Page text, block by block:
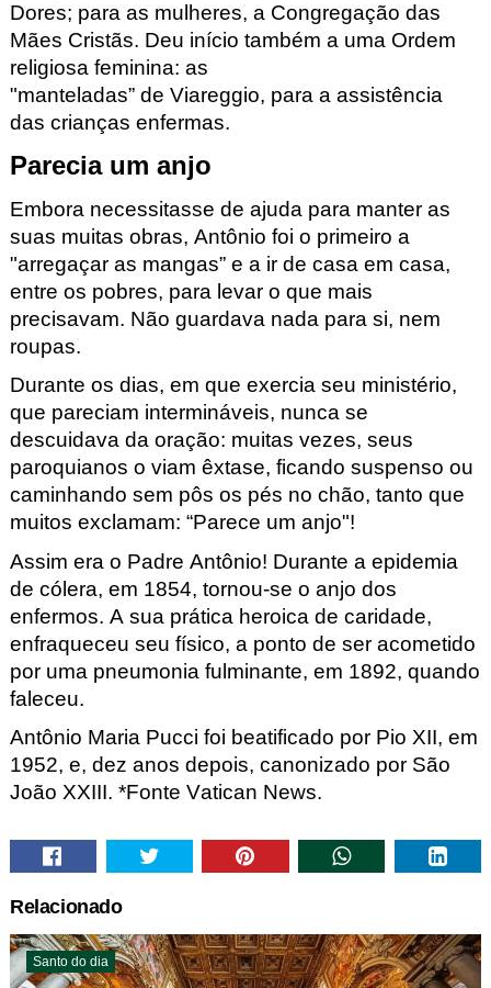
Dores; para as mulheres, a Congregação das
Mães Cristãs. Deu início também a uma Ordem
religiosa feminina: as
"manteladas”de Viareggio, para a assistência
das crianças enfermas.
Parecia um anjo
Embora necessitasse de ajuda para manter as
suas muitas obras, Antônio foi o primeiro a
"arregaçar as mangas” e a ir de casa em casa,
entre os pobres, para levar o que mais
precisavam. Não guardava nada para si, nem
roupas.
Durante os dias, em que exercia seu ministério,
que pareciam intermináveis, nunca se
descuidava da oração: muitas vezes, seus
paroquianos o viam êxtase, ficando suspenso ou
caminhando sem pôs os pés no chão, tanto que
muitos exclamam: “Parece um anjo"!
Assim era o Padre Antônio! Durante a epidemia
de cólera, em 1854, tornou-se o anjo dos
enfermos. A sua prática heroica de caridade,
enfraqueceu seu físico, a ponto de ser acometido
por uma pneumonia fulminante, em 1892, quando
faleceu.
Antônio Maria Pucci foi beatificado por Pio XII, em
1952, e, dez anos depois, canonizado por São
João XXIII. *Fonte Vatican News.
Relacionado
Santo do dia